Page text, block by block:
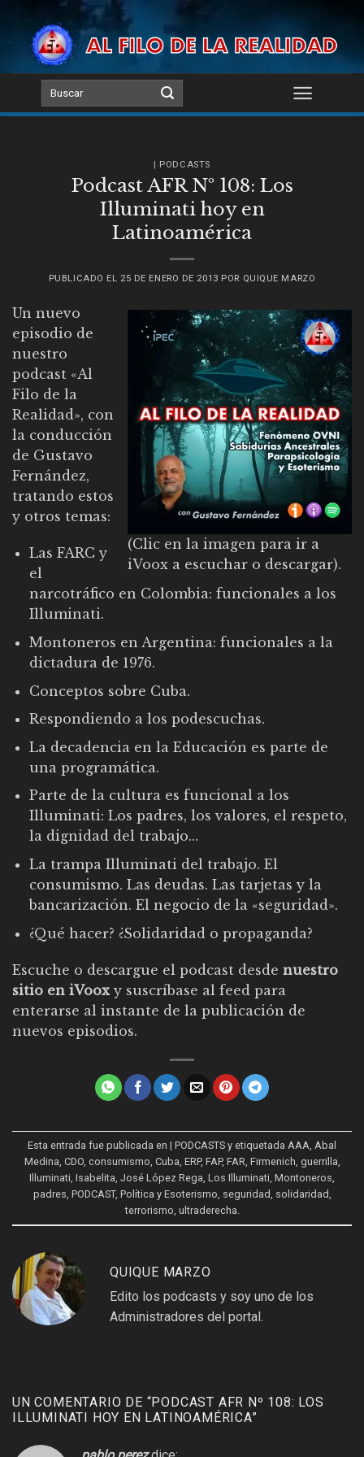
content
| PODCASTS
Podcast AFR Nº 108: Los
Illuminati hoy en
Latinoamérica
PUBLICADO EL 25 DE ENERO DE 2013 POR QUIQUE MARZO
(Clic en la imagen para ir a
iVoox a escuchar o descargar).
Un nuevo
episodio de
nuestro
podcast «Al
Filo de la
Realidad», con
la conducción
de Gustavo
Fernández,
tratando estos
y otros temas:
Las FARC y
el
narcotráfico en Colombia: funcionales a los
Illuminati.
Montoneros en Argentina: funcionales a la
dictadura de 1976.
Conceptos sobre Cuba.
Respondiendo a los podescuchas.
La decadencia en la Educación es parte de
una programática.
Parte de la cultura es funcional a los
Illuminati: Los padres, los valores, el respeto,
la dignidad del trabajo…
La trampa Illuminati del trabajo. El
consumismo. Las deudas. Las tarjetas y la
bancarización. El negocio de la «seguridad».
¿Qué hacer? ¿Solidaridad o propaganda?
Escuche o descargue el podcast desde nuestro
sitio en iVooxy suscríbase al feed para
enterarse al instante de la publicación de
nuevos episodios.
Esta entrada fue publicada en | PODCASTS y etiquetada AAA Abal
Medina CDO, consumismo Cuba ERP, FAP, FAR Firmenich guerrilla
Illuminati Isabelita José López Rega Los Illuminati Montoneros
padres PODCAST, Política y Esoterismo seguridad solidaridad
terrorismo ultraderecha
QUIQUE MARZO
Edito los podcasts y soy uno de los
Administradores del portal.
UN COMENTARIO DE “PODCAST AFR Nº 108: LOS
ILLUMINATI HOY EN LATINOAMÉRICA”